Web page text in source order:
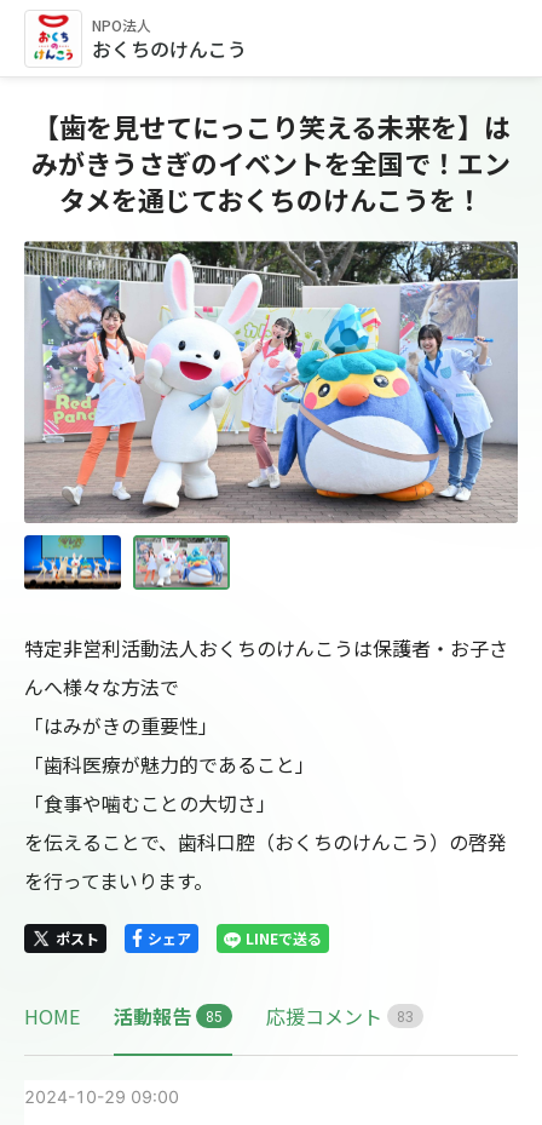
NPO法人
おくちのけんこう
【歯を見せてにっこり笑える未来を】は
みがきうさぎのイベントを全国で！エン
タメを通じておくちのけんこうを！
特定非営利活動法人おくちのけんこうは保護者・お子さ
んへ様々な方法で
「はみがきの重要性」
「歯科医療が魅力的であること」
「食事や噛むことの大切さ」
を伝えることで、歯科口腔（おくちのけんこう）の啓発
を行ってまいります。
ポスト シェア LINEで送る
HOME 活動報告 85 応援コメント 83
2024-10-29 09:00